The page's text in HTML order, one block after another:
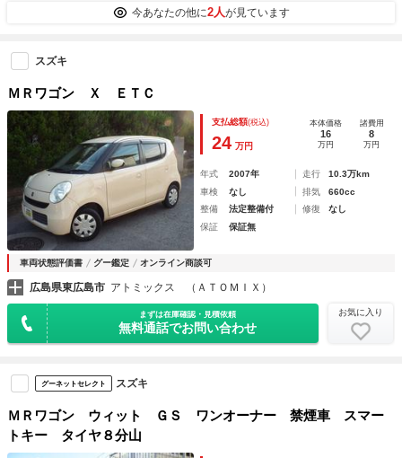
今あなたの他に2人が見ています
スズキ
ＭＲワゴン Ｘ ＥＴＣ
支払総額(税込)
24 万円
本体価格
16
万円
諸費用
8
万円
年式 2007年 走行
10.3万km
車検
なし 排気
660cc
整備
法定整備付 修復
なし
保証
保証無
車両状態評価書 グー鑑定 オンライン商談可
広島県東広島市 アトミックス （ＡＴＯＭＩＸ）
まずは在庫確認・見積依頼
無料通話でお問い合わせ
お気に入り
グーネットセレクト スズキ
ＭＲワゴン ウィット ＧＳ ワンオーナー 禁煙車 スマー
トキー タイヤ８分山